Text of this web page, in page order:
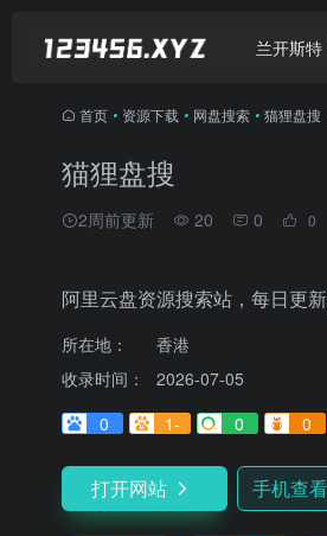
兰开斯特
首页 • 资源下载 • 网盘搜索 • 猫狸盘搜
猫狸盘搜
2周前更新 20 0 0
阿里云盘资源搜索站，每日更
所在地：
香港
收录时间：
2026-07-05
0
1- 0 0
打开网站 手机查看